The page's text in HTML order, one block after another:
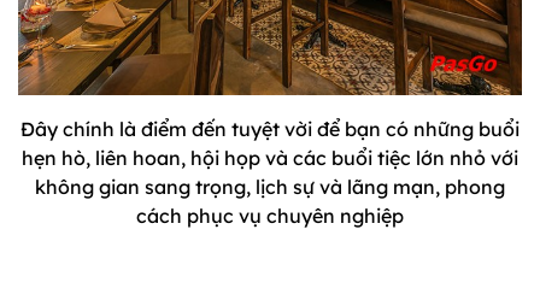
Đây chính là điểm đến tuyệt vời để bạn có những buổi
hẹn hò, liên hoan, hội họp và các buổi tiệc lớn nhỏ với
không gian sang trọng, lịch sự và lãng mạn, phong
cách phục vụ chuyên nghiệp